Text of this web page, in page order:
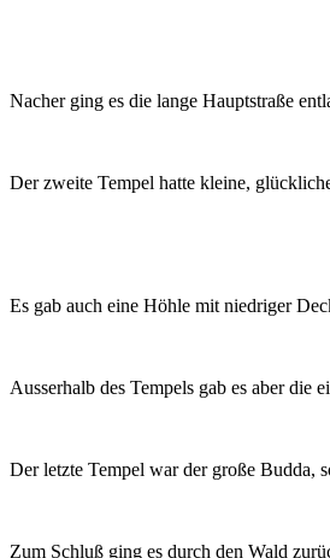
Nacher ging es die lange Hauptstraße
Der zweite Tempel hatte kleine,
Es gab auch eine Höhle mit niedriger
Ausserhalb des Tempels gab es aber die
Der letzte Tempel war der große Budda,
Zum Schluß ging es durch den Wald